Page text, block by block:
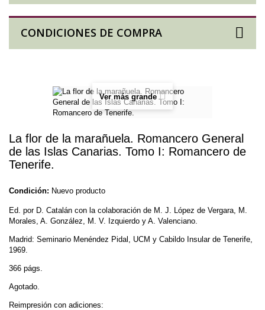
CONDICIONES DE COMPRA
Ver más grande
La flor de la marañuela. Romancero General
de las Islas Canarias. Tomo I: Romancero de
Tenerife.
Condición: Nuevo producto
Ed. por D. Catalán con la colaboración de M. J. López de Vergara, M.
Morales, A. González, M. V. Izquierdo y A. Valenciano.
Madrid: Seminario Menéndez Pidal, UCM y Cabildo Insular de Tenerife,
1969.
366 págs.
Agotado.
Reimpresión con adiciones: